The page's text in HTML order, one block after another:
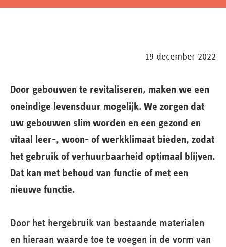
19 december 2022
Door gebouwen te revitaliseren, maken we een
oneindige levensduur mogelijk. We zorgen dat
uw gebouwen slim worden en een gezond en
vitaal leer-, woon- of werkklimaat bieden, zodat
het gebruik of verhuurbaarheid optimaal blijven.
Dat kan met behoud van functie of met een
nieuwe functie.
Door het hergebruik van bestaande materialen
en hieraan waarde toe te voegen in de vorm van